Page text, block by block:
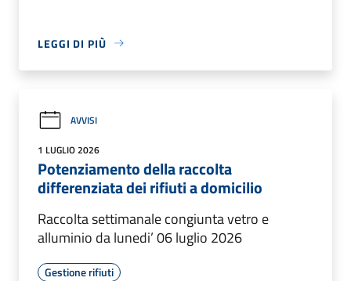
LEGGI DI PIÙ
AVVISI
1 LUGLIO 2026
Potenziamento della raccolta
differenziata dei rifiuti a domicilio
Raccolta settimanale congiunta vetro e
alluminio da lunedi’ 06 luglio 2026
Gestione rifiuti